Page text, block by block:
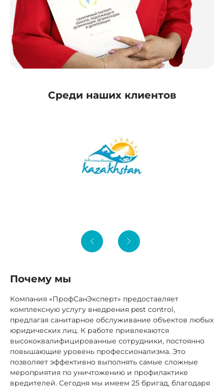
Среди наших клиентов
Почему мы
Компания «ПрофСанЭксперт» предоставляет
комплексную услугу внедрения pest control,
предлагая санитарное обслуживание объектов любых
юридических лиц. К работе привлекаются
высококвалифицированные сотрудники, постоянно
повышающие уровень профессионализма. Это
позволяет эффективно выполнять самые сложные
мероприятия по уничтожению и профилактике
вредителей. Сегодня мы имеем 25 бригад, благодаря